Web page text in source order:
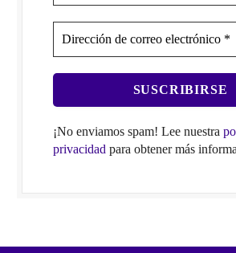
¡No enviamos spam! Lee nuestra
privacidad para obtener más